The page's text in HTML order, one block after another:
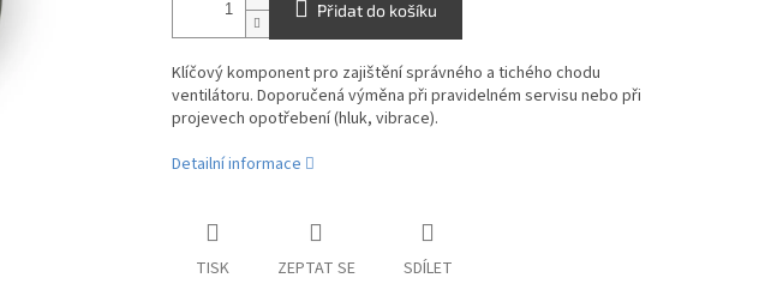
Přidat do košíku
Klíčový komponent pro zajištění správného a tichého chodu
ventilátoru. Doporučená výměna při pravidelném servisu nebo při
projevech opotřebení (hluk, vibrace).
Detailní informace
TISK ZEPTAT SE SDÍLET